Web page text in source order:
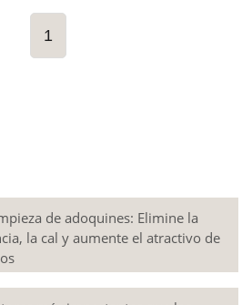
1
de adoquines: Elimine la
la cal y aumente el atractivo de